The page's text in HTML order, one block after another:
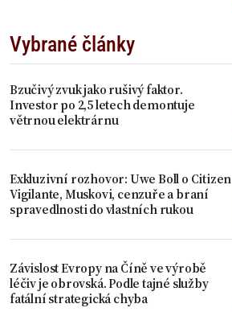
Vybrané články
Bzučivý zvuk jako rušivý faktor.
Investor po 2,5 letech demontuje
větrnou elektrárnu
Exkluzivní rozhovor: Uwe Boll o Citizen
Vigilante, Muskovi, cenzuře a braní
spravedlnosti do vlastních rukou
Závislost Evropy na Číně ve výrobě
léčiv je obrovská. Podle tajné služby
fatální strategická chyba